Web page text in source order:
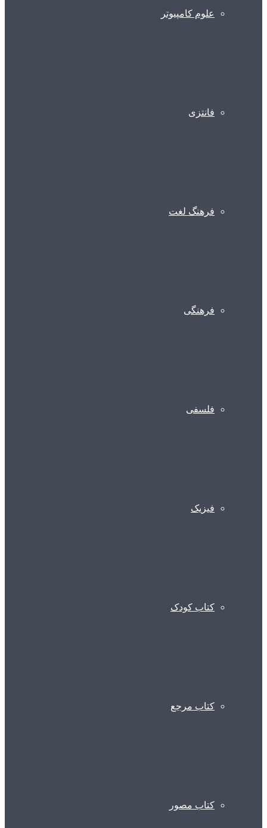
علوم کامپیوتر
فانتزی
فرهنگ لغت
فرهنگی
فلسفی
فیزیک
کتاب کودک
کتاب مرجع
کتاب مصور